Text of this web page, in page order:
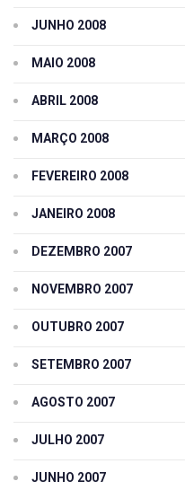
JUNHO 2008
MAIO 2008
ABRIL 2008
MARÇO 2008
FEVEREIRO 2008
JANEIRO 2008
DEZEMBRO 2007
NOVEMBRO 2007
OUTUBRO 2007
SETEMBRO 2007
AGOSTO 2007
JULHO 2007
JUNHO 2007